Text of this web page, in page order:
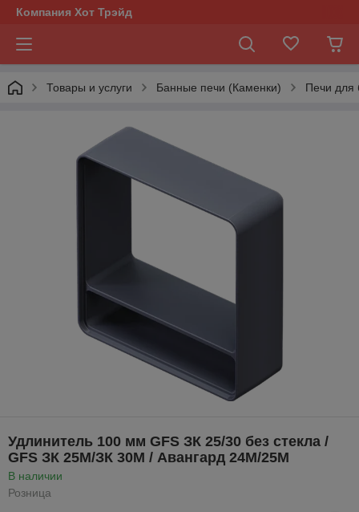
Компания Хот Трэйд
Товары и услуги Банные печи (Каменки) Печи для
Удлинитель 100 мм GFS ЗК 25/30 без стекла /
GFS ЗК 25М/ЗК 30М / Авангард 24М/25М
В наличии
Розница